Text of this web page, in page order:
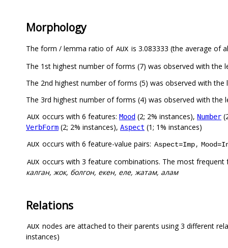
Morphology
The form / lemma ratio of AUX is 3.083333 (the average of
The 1st highest number of forms (7) was observed with the
The 2nd highest number of forms (5) was observed with the
The 3rd highest number of forms (4) was observed with the
AUX occurs with 6 features: Mood (2; 2% instances), Number
VerbForm (2; 2% instances), Aspect (1; 1% instances)
AUX occurs with 6 feature-value pairs: Aspect=Imp,
AUX occurs with 3 feature combinations. The most
калган, жок, болгон, екен, еле, жатам, алам
Relations
AUX nodes are attached to their parents using 3 different
instances)